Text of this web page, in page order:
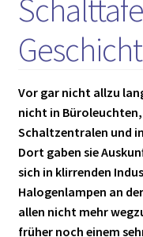
Vor gar nicht allzu
nicht in
Schaltzentralen und
Dort gaben sie
sich in klirrenden
Halogenlampen an
allen nicht mehr
früher noch einem